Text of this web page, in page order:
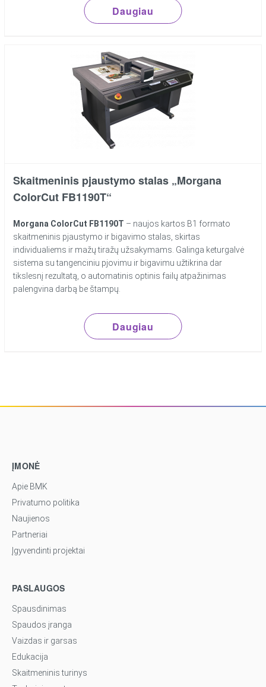
Daugiau
Skaitmeninis pjaustymo stalas „Morgana
ColorCut FB1190T“
Morgana ColorCut FB1190T – naujos kartos B1 formato
skaitmeninis pjaustymo ir bigavimo stalas, skirtas
individualiems ir mažų tiražų užsakymams. Galinga keturgalvė
sistema su tangenciniu pjovimu ir bigavimu užtikrina dar
tikslesnį rezultatą, o automatinis optinis failų atpažinimas
palengvina darbą be štampų.
Daugiau
ĮMONĖ
Apie BMK
Privatumo politika
Naujienos
Partneriai
Įgyvendinti projektai
PASLAUGOS
Spausdinimas
Spaudos įranga
Vaizdas ir garsas
Edukacija
Skaitmeninis turinys